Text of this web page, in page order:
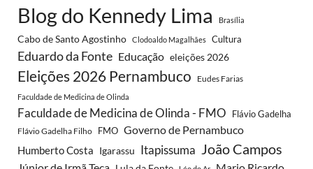
Blog do Kennedy Lima Brasília
Cabo de Santo Agostinho Clodoaldo Magalhães Cultura
Eduardo da Fonte Educação eleições 2026
Eleições 2026 Pernambuco Eudes Farias
Faculdade de Medicina de Olinda
Faculdade de Medicina de Olinda - FMO Flávio Gadelha
Flávio Gadelha Filho FMO Governo de Pernambuco
Humberto Costa Igarassu Itapissuma João Campos